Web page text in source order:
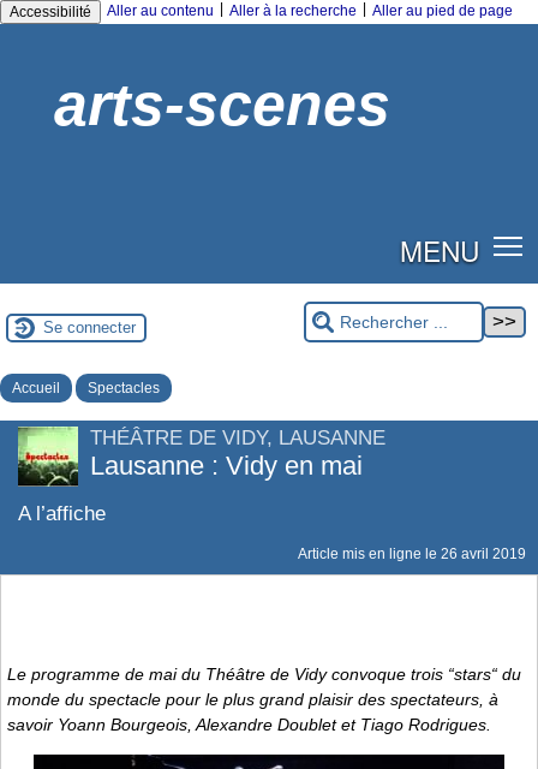
Accessibilité Aller au contenu Aller à la recherche Aller au pied de page
arts-scenes
MENU
Se connecter
Accueil Spectacles
THÉÂTRE DE VIDY, LAUSANNE
Lausanne : Vidy en mai
A l’affiche
Article mis en ligne le 26 avril 2019
Le programme de mai du Théâtre de Vidy convoque trois “stars“ du
monde du spectacle pour le plus grand plaisir des spectateurs, à
savoir Yoann Bourgeois, Alexandre Doublet et Tiago Rodrigues.